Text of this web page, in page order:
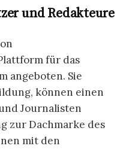
und Redakteure
für das
angeboten. Sie
können einen
Journalisten
zur Dachmarke des
mit den